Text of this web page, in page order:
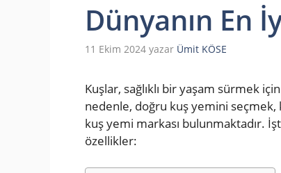
Dünyanın En
11 Ekim 2024 yazar Ümit KÖSE
Kuşlar, sağlıklı bir yaşam sürmek
nedenle, doğru kuş yemini
kuş yemi markası bulunmaktadır.
özellikler: